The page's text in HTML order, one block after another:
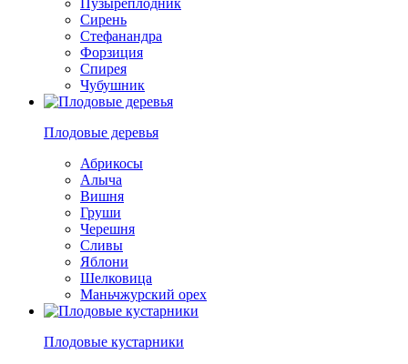
Пузыреплодник
Сирень
Стефанандра
Форзиция
Спирея
Чубушник
Плодовые деревья
Абрикосы
Алыча
Вишня
Груши
Черешня
Сливы
Яблони
Шелковица
Маньчжурский орех
Плодовые кустарники